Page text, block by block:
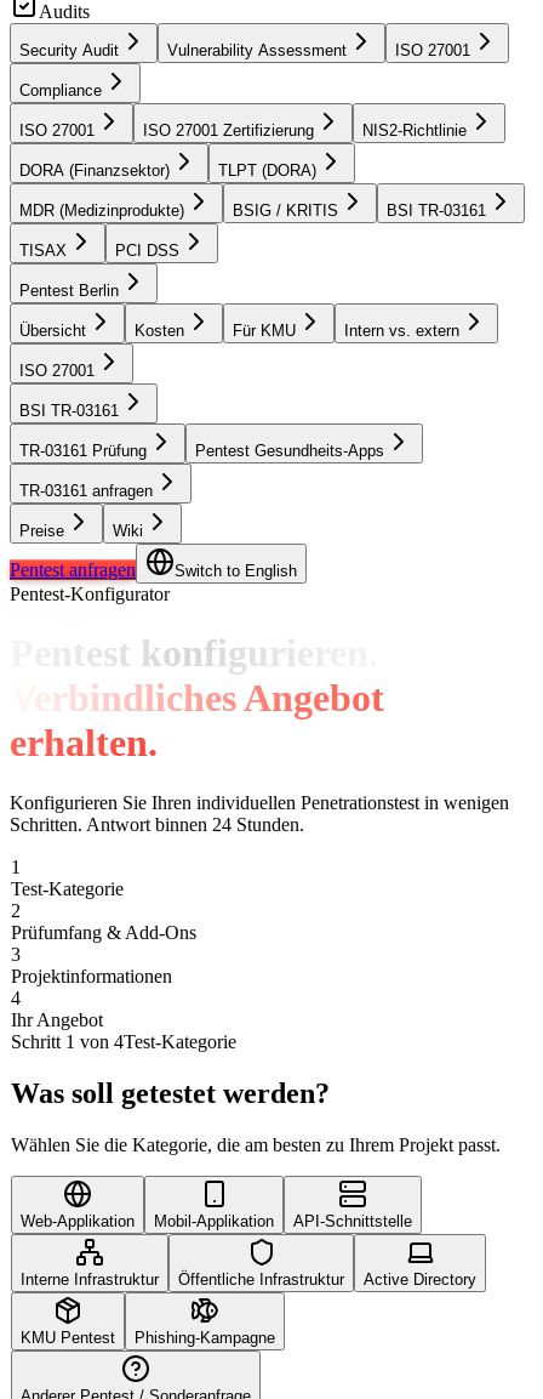
Audits
Security Audit Vulnerability Assessment ISO 27001
Compliance
ISO 27001 ISO 27001 Zertifizierung NIS2-Richtlinie
DORA (Finanzsektor) TLPT (DORA)
MDR (Medizinprodukte) BSIG / KRITIS BSI TR-03161
TISAX PCI DSS
Pentest Berlin
Übersicht Kosten Für KMU Intern vs. extern
ISO 27001
BSI TR-03161
TR-03161 Prüfung Pentest Gesundheits-Apps
TR-03161 anfragen
Preise Wiki
Pentest anfragen Switch to English
Pentest-Konfigurator
Pentest konfigurieren.
Verbindliches Angebot
erhalten.
Konfigurieren Sie Ihren individuellen Penetrationstest in wenigen
Schritten. Antwort binnen 24 Stunden.
1
Test-Kategorie
2
Prüfumfang & Add-Ons
3
Projektinformationen
4
Ihr Angebot
Schritt 1 von 4Test-Kategorie
Was soll getestet werden?
Wählen Sie die Kategorie, die am besten zu Ihrem Projekt passt.
Web-Applikation Mobil-Applikation API-Schnittstelle
Interne Infrastruktur Öffentliche Infrastruktur Active Directory
KMU Pentest Phishing-Kampagne